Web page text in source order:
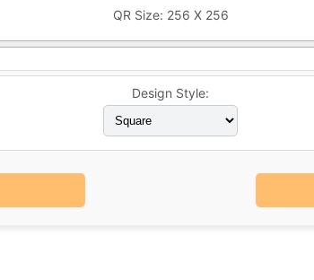
QR Size: 256 X 256
Design Style: